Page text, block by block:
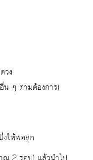
วง
น ๆ ตามต้องการ)
งให้พอสุก